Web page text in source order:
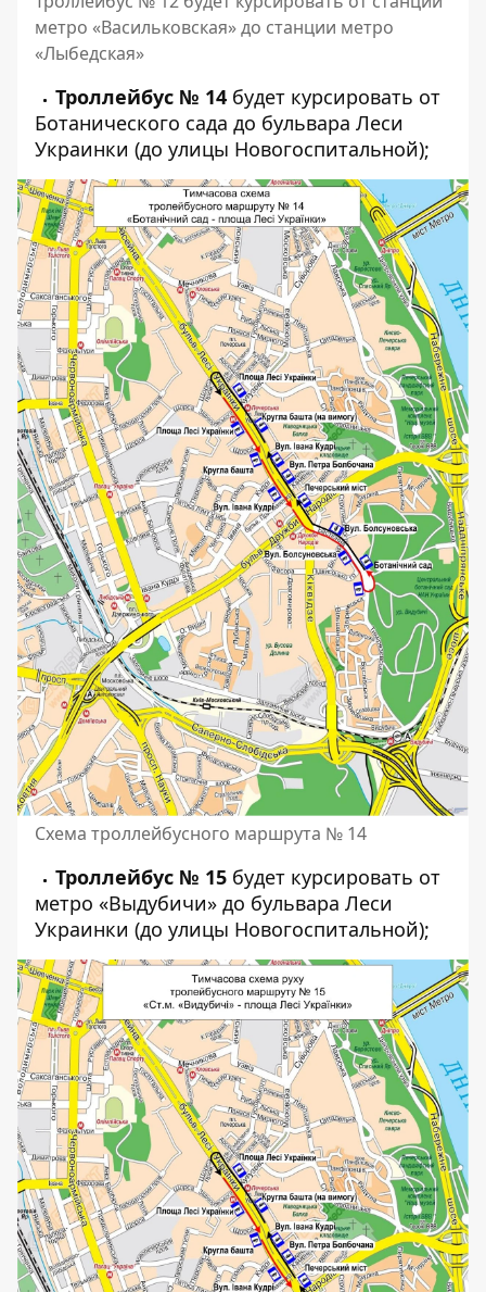
метро «Васильковская» до станции метро
«Лыбедская»
Троллейбус № 14 будет курсировать от
Ботанического сада до бульвара Леси
Украинки (до улицы Новогоспитальной);
Схема троллейбусного маршрута № 14
Троллейбус № 15 будет курсировать от
метро «Выдубичи» до бульвара Леси
Украинки (до улицы Новогоспитальной);